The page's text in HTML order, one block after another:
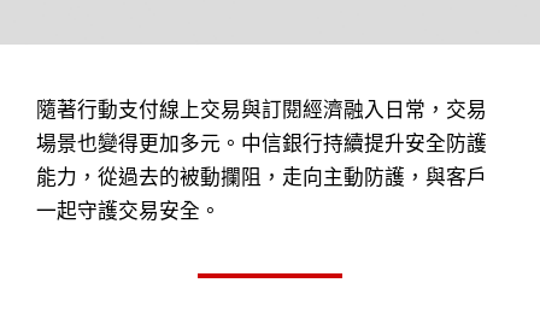
隨著行動支付線上交易與訂閱經濟融入日常，交易
場景也變得更加多元。中信銀行持續提升安全防護
能力，從過去的被動攔阻，走向主動防護，與客戶
一起守護交易安全。